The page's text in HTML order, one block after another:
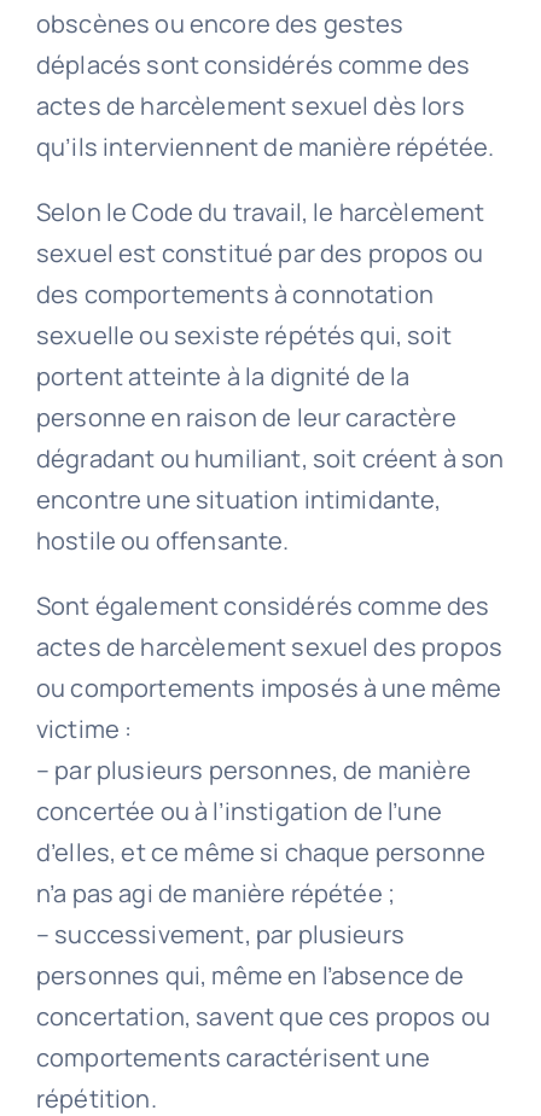
obscènes ou encore des gestes
déplacés sont considérés comme des
actes de harcèlement sexuel dès lors
qu’ils interviennent de manière répétée.
Selon le Code du travail, le harcèlement
sexuel est constitué par des propos ou
des comportements à connotation
sexuelle ou sexiste répétés qui, soit
portent atteinte à la dignité de la
personne en raison de leur caractère
dégradant ou humiliant, soit créent à son
encontre une situation intimidante,
hostile ou offensante.
Sont également considérés comme des
actes de harcèlement sexuel des propos
ou comportements imposés à une même
victime :
– par plusieurs personnes, de manière
concertée ou à l’instigation de l’une
d’elles, et ce même si chaque personne
n’a pas agi de manière répétée ;
– successivement, par plusieurs
personnes qui, même en l’absence de
concertation, savent que ces propos ou
comportements caractérisent une
répétition.